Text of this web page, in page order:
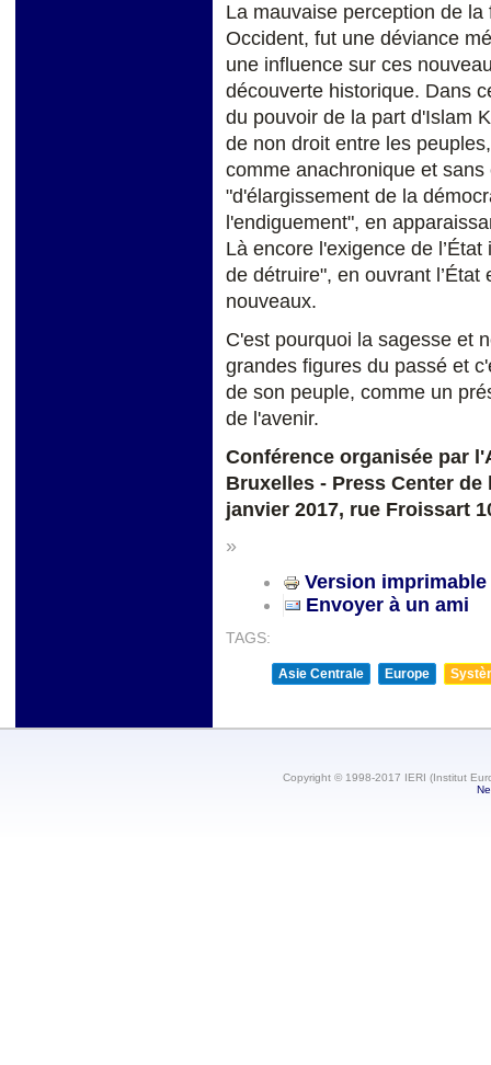
La mauvaise perception de
Occident, fut une déviance
une influence sur ces
découverte historique. Dans
du pouvoir de la part d'Islam
de non droit entre les
comme anachronique et
"d'élargissement de la
l'endiguement", en
Là encore l'exigence de
de détruire", en ouvrant
nouveaux.
C'est pourquoi la sagesse et
grandes figures du passé et
de son peuple, comme un
de l'avenir.
Conférence organisée par
Bruxelles - Press Center
janvier 2017, rue Froissart
»
Version imprimable
Envoyer à un ami
TAGS:
Asie Centrale Europe
Copyright © 1998-2017 IERI (Institut